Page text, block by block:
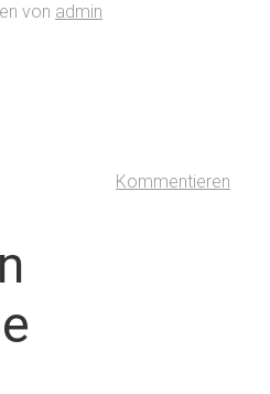
von admin
Kommentieren